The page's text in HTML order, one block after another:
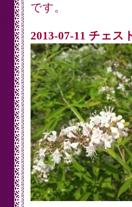
です。
2013-07-11 チェス